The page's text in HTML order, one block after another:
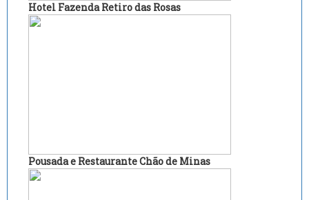
Hotel Fazenda Retiro das Rosas
Pousada e Restaurante Chão de Minas